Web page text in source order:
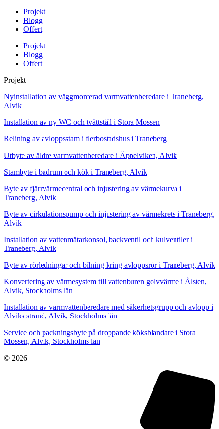
Projekt
Blogg
Offert
Projekt
Blogg
Offert
Projekt
Nyinstallation av väggmonterad varmvattenberedare i Traneberg,
Alvik
Installation av ny WC och tvättställ i Stora Mossen
Relining av avloppsstam i flerbostadshus i Traneberg
Utbyte av äldre varmvattenberedare i Äppelviken, Alvik
Stambyte i badrum och kök i Traneberg, Alvik
Byte av fjärrvärmecentral och injustering av värmekurva i
Traneberg, Alvik
Byte av cirkulationspump och injustering av värmekrets i Traneberg,
Alvik
Installation av vattenmätarkonsol, backventil och kulventiler i
Traneberg, Alvik
Byte av rörledningar och bilning kring avloppsrör i Traneberg, Alvik
Konvertering av värmesystem till vattenburen golvvärme i Ålsten,
Alvik, Stockholms län
Installation av varmvattenberedare med säkerhetsgrupp och avlopp i
Alviks strand, Alvik, Stockholms län
Service och packningsbyte på droppande köksblandare i Stora
Mossen, Alvik, Stockholms län
© 2026